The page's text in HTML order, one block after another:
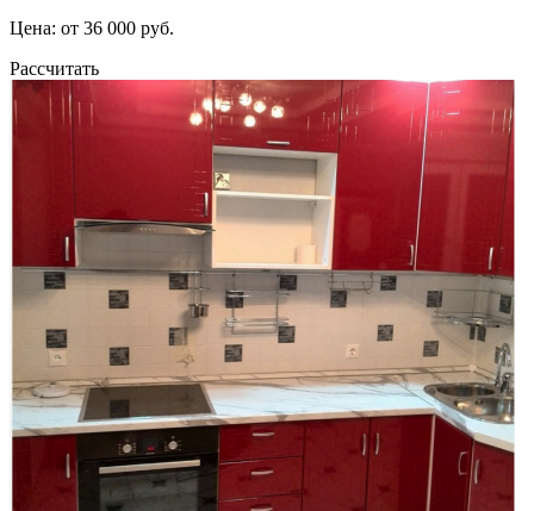
Цена: от 36 000 руб.
Рассчитать